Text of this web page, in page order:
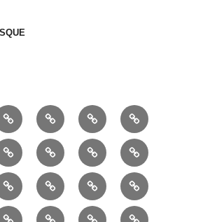
2/10：
製
作
3/10：
は
ぎ
れ
4/10：
Ｈ
Ｍ
Ｂ
教
室
5/10：
事
業
8/10：
リ
フ
ォ
9/10：
コ
ー
デ
creema
で
販
売
①
入
園
バ
④
巾
着
⑤
巾
着
⑥
小
動
⑦
リ
ュ
⑩ ⑪ ⑫ ⑬